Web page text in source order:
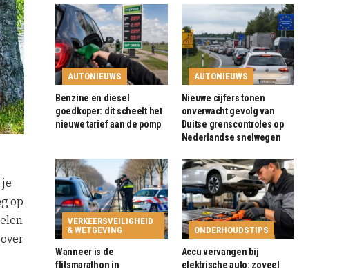
op
AUTONIEUWS
Benzine en diesel
goedkoper: dit scheelt het
nieuwe tarief aan de pomp
AUTONIEUWS
Nieuwe cijfers tonen
onverwacht gevolg van
Duitse grenscontroles op
Nederlandse snelwegen
VERKEERSVEILIGHEID
& WETGEVING
Wanneer is de
flitsmarathon in
ONDERHOUDSTIPS
Accu vervangen bij
elektrische auto: zoveel